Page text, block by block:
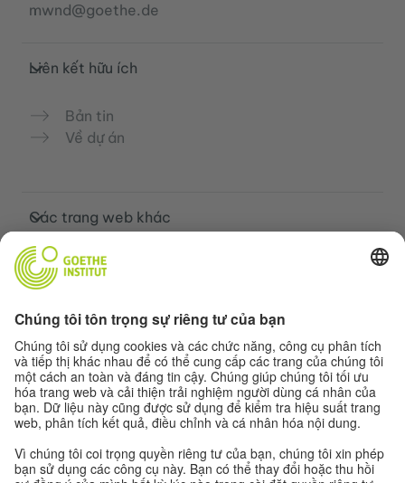
mwnd@goethe.de
Liên kết hữu ích
Bản tin
Về dự án
Các trang web khác
Cộng đồng „Deutsch für dich“
Các khóa học tiếng Đức của Goethe-
Institut
Cổng thông tin giáo viên “Deutschstunde”
Quyền riêng tư và khả năng tiếp cận